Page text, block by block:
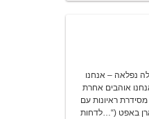
נפלאה – אנחנו
אוהבים אחרת
ראיונות עם
באפט (“…לדחות